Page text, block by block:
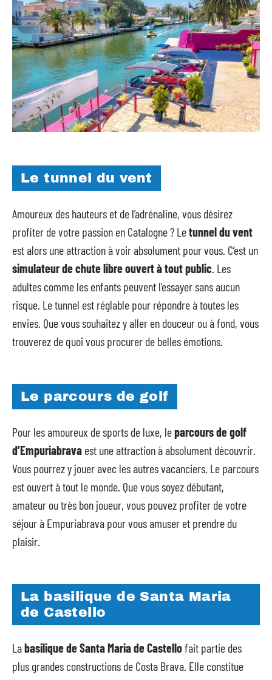
Le tunnel du vent
Amoureux des hauteurs et de l’adrénaline, vous désirez
profiter de votre passion en Catalogne ? Letunnel du vent
est alors une attraction à voir absolument pour vous. C’est un
simulateur de chute libreouvert à tout public. Les
adultes comme les enfants peuvent l’essayer sans aucun
risque. Le tunnel est réglable pour répondre à toutes les
envies. Que vous souhaitez y aller en douceur ou à fond, vous
trouverez de quoi vous procurer de belles émotions.
Le parcours de golf
Pour les amoureux de sports de luxe, leparcours de golf
d’Empuriabrava est une attraction à absolument découvrir.
Vous pourrez y jouer avec les autres vacanciers. Le parcours
est ouvert à tout le monde. Que vous soyez débutant,
amateur ou très bon joueur, vous pouvez profiter de votre
séjour à Empuriabrava pour vous amuser et prendre du
plaisir.
La basilique de Santa Maria
de Castello
Labasilique de Santa Maria de Castellofait partie des
plus grandes constructions de Costa Brava. Elle constitue